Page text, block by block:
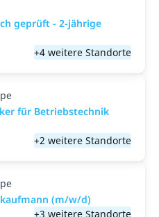
geprüft - 2-jährige
+4 weitere Standorte
für Betriebstechnik
+2 weitere Standorte
(m/w/d)
+3 weitere Standorte